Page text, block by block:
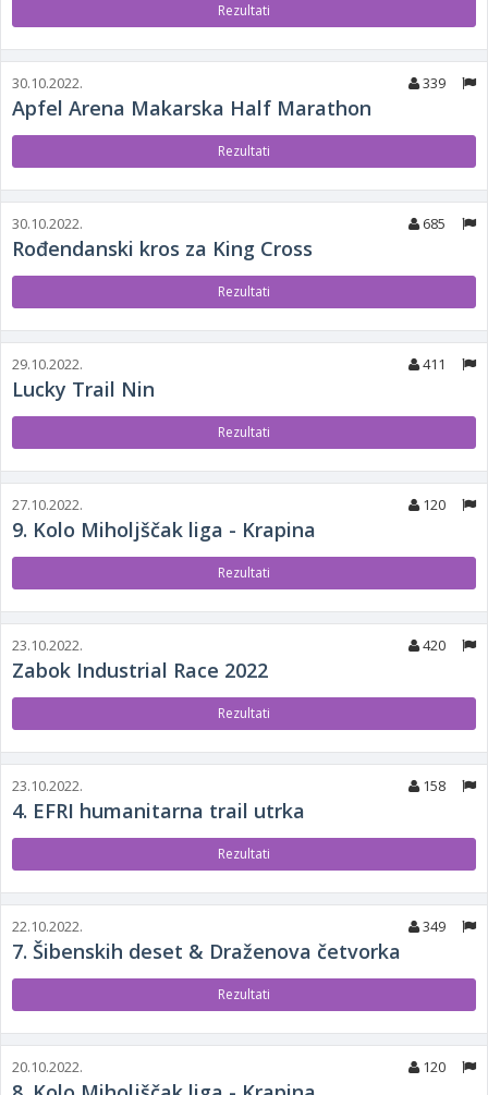
Rezultati
30.10.2022. 339
Apfel Arena Makarska Half Marathon
Rezultati
30.10.2022. 685
Rođendanski kros za King Cross
Rezultati
29.10.2022. 411
Lucky Trail Nin
Rezultati
27.10.2022. 120
9. Kolo Miholjščak liga - Krapina
Rezultati
23.10.2022. 420
Zabok Industrial Race 2022
Rezultati
23.10.2022. 158
4. EFRI humanitarna trail utrka
Rezultati
22.10.2022. 349
7. Šibenskih deset & Draženova četvorka
Rezultati
20.10.2022. 120